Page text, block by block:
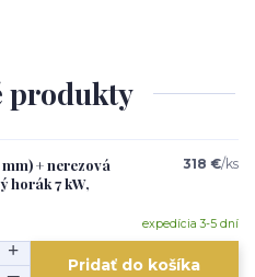
produkty
+ nerezová
horák 7 kW,
318 €/ks
expedícia 3-5 dní
Pridať do košíka